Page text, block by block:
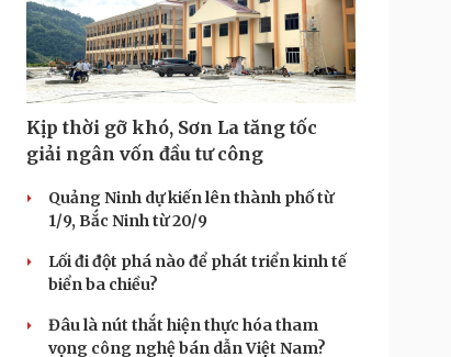
Kịp thời gỡ khó, Sơn La tăng tốc
giải ngân vốn đầu tư công
Quảng Ninh dự kiến lên thành phố từ
1/9, Bắc Ninh từ 20/9
Lối đi đột phá nào để phát triển kinh tế
biển ba chiều?
Đâu là nút thắt hiện thực hóa tham
vọng công nghệ bán dẫn Việt Nam?